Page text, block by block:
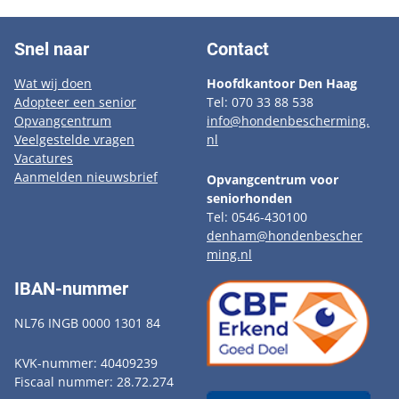
Snel naar
Wat wij doen
Adopteer een senior
Opvangcentrum
Veelgestelde vragen
Vacatures
Aanmelden nieuwsbrief
Contact
Hoofdkantoor Den Haag
Tel: 070 33 88 538
info@hondenbescherming.
nl
Opvangcentrum voor
seniorhonden
Tel: 0546-430100
denham@hondenbescher
ming.nl
IBAN-nummer
NL76 INGB 0000 1301 84
KVK-nummer: 40409239
Fiscaal nummer: 28.72.274